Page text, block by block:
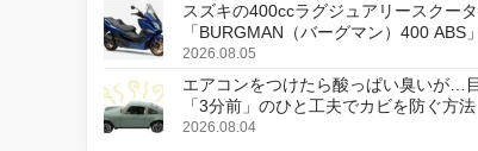
スズキの400ccラグジュアリースクー
「BURGMAN（バーグマン）400 ABS
更し、8月18日に発売
2026.08.05
エアコンをつけたら酸っぱい臭いが…
「3分前」のひと工夫でカビを防ぐ方法
2026.08.04